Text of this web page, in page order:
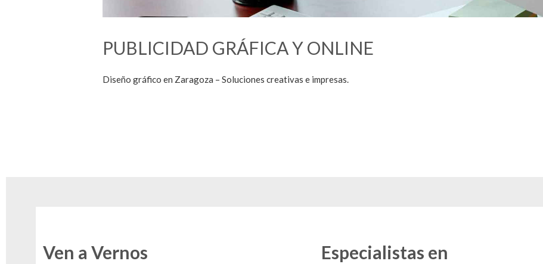
PUBLICIDAD GRÁFICA Y ONLINE
Diseño gráfico en Zaragoza – Soluciones creativas e impresas.
Ven a Vernos
Especialistas en